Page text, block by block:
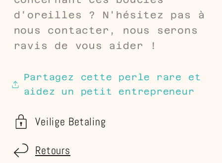
d'oreilles ? N'hésitez pas à
nous contacter, nous serons
ravis de vous aider !
Partagez cette perle rare et
aidez un petit entrepreneur
Veilige Betaling
Retours